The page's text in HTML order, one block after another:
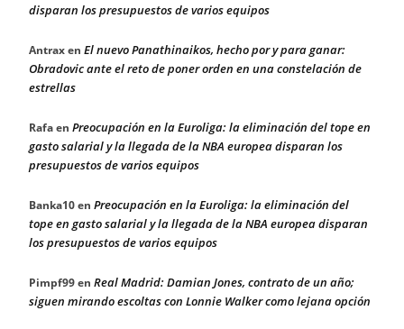
disparan los presupuestos de varios equipos
Antraxen El nuevo Panathinaikos, hecho por y para ganar:
Obradovic ante el reto de poner orden en una constelación de
estrellas
Rafaen Preocupación en la Euroliga: la eliminación del tope en
gasto salarial y la llegada de la NBA europea disparan los
presupuestos de varios equipos
Banka10en Preocupación en la Euroliga: la eliminación del
tope en gasto salarial y la llegada de la NBA europea disparan
los presupuestos de varios equipos
Pimpf99en Real Madrid: Damian Jones, contrato de un año;
siguen mirando escoltas con Lonnie Walker como lejana opción